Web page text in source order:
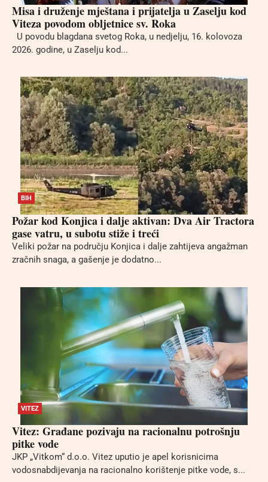
Misa i druženje mještana i prijatelja u Zaselju kod
Viteza povodom obljetnice sv. Roka
U povodu blagdana svetog Roka, u nedjelju, 16. kolovoza
2026. godine, u Zaselju kod...
BIH
Požar kod Konjica i dalje aktivan: Dva Air Tractora
gase vatru, u subotu stiže i treći
Veliki požar na području Konjica i dalje zahtijeva angažman
zračnih snaga, a gašenje je dodatno...
VITEZ
Vitez: Građane pozivaju na racionalnu potrošnju
pitke vode
JKP „Vitkom“ d.o.o. Vitez uputio je apel korisnicima
vodosnabdijevanja na racionalno korištenje pitke vode, s...